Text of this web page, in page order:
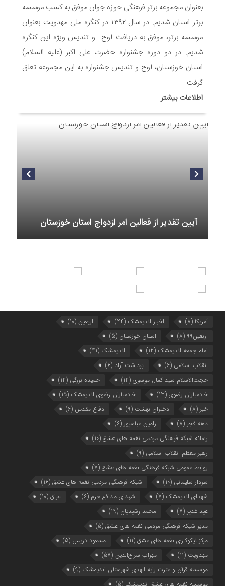
توزیع بسته جشن تکلیف به دختران سادات ایتام اندیمشک در شب
ولادت امام علی(ع)
ایجاد ۱۱۰ شعبه نغمه های عشق در ۱۱۰ منطقه شهر و روستای
اندیمشک
8 ماه قبل
مراسم رونمایی از طرح ستاره های اندیمشک و طرح خانه های نور،
اندیمشک
8 ماه قبل
خداحافظی سراج الدین با شبکه فرهنگی مردمی نغمه های عشق
برگزاری رویداد ملی جامعه پرداز
بعنوان مجموعه برتر فرهنگی حوزه جوان موفق به کسب موسسه
برتر استان شدیم. در سال ۱۳۹۲ در کنگره ملی مهدویت بعنوان
موسسه برتر، موفق به دریافت لوح و تندیس ویژه این کنگره
شدیم. در دو دوره جشنواره حضرت علی اکبر (علیه السلام)
استان خوزستان، لوح و تندیس جشنواره به این مجموعه تعلق
گرفت.
اطلاعات بیشتر
آیین تقدیر از فعالین امر ازدواج استان خوزستان
آمریکا (8) اخبار اندیمشک (24) اربعین (10)
اربعین99
(8) استان خوزستان (5)
امام جمعه اندیمشک (12) اندیمشک (41)
انقلاب اسلامی (6) برداشت آزاد (6)
حجت‌الاسلام سید کمال موسوی (12) حمیده بزرگی (12)
خادمیاران رضوی (13) خادمیاران رضوی اندیمشک (15)
خبر (8) دختران بهشت (9) دفاع مقدس (6)
دهه فجر (8) رامین عباسپور (6)
رسانه شبکه فرهنگی مردمی نغمه های عشق (10)
رهبر معظم انقلاب اسلامی (9)
روابط عمومی شبکه فرهنگی نغمه های عشق (7)
سردار سلیمانی (10) شبکه فرهنگی مردمی نغمه های عشق (16)
شهدای اندیمشک (7) شهدای مدافع حرم (6) عراق (10)
عید غدیر (7) محمد رشیدیان (19)
مدیر شبکه فرهنگی مردمی نغمه های عشق (5)
مرکز نیکوکاری نغمه های عشق (11) مسعود دریس (5)
مهدویت (11) مهراب سراج‌الدین (57)
موسسه قرآن و عترت رایه الهدی شهرستان اندیمشک (9)
موسسه نغمه های عشق اندیمشک (5)